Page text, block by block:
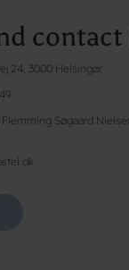
24, 3000 Helsingør
Søgaard